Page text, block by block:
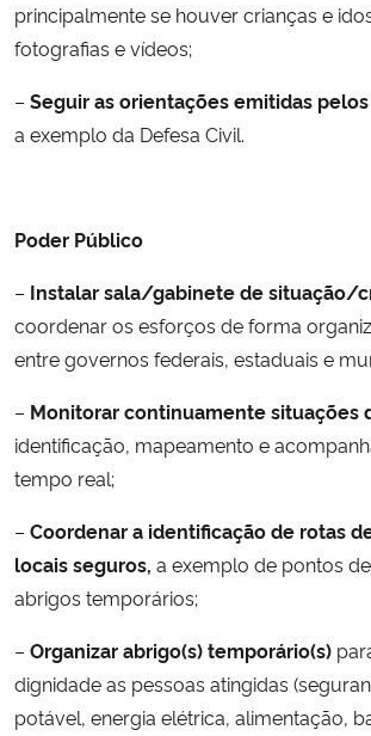
principalmente se houver crianças e
fotografias e vídeos;
– Seguir as orientações emitidas
a exemplo da Defesa Civil.
Poder Público
– Instalar sala/gabinete de situação/
coordenar os esforços de forma
entre governos federais, estaduais e
– Monitorar continuamente situações
identificação, mapeamento e
tempo real;
– Coordenar a identificação de rotas
locais seguros, a exemplo de pontos
abrigos temporários;
– Organizar abrigo(s) temporário(s)
dignidade as pessoas atingidas
potável, energia elétrica, alimentação,